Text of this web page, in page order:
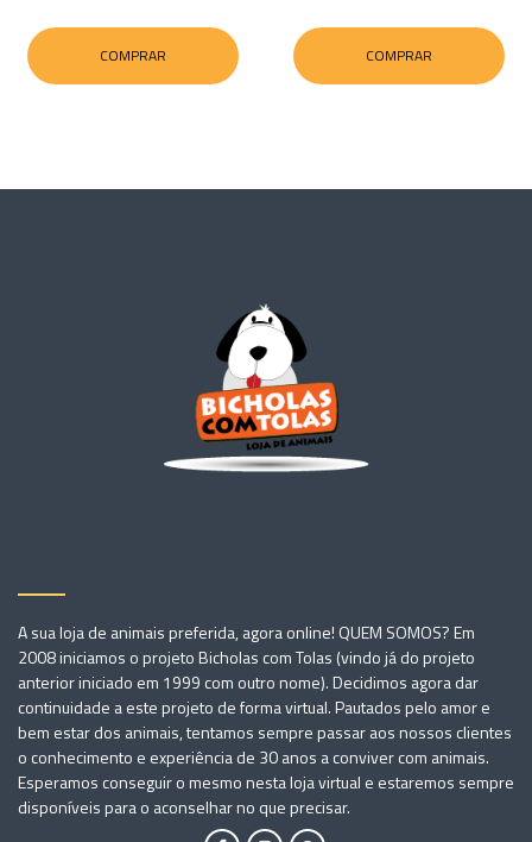
COMPRAR COMPRAR
A sua loja de animais preferida, agora online! QUEM SOMOS? Em
2008 iniciamos o projeto Bicholas com Tolas (vindo já do projeto
anterior iniciado em 1999 com outro nome). Decidimos agora dar
continuidade a este projeto de forma virtual. Pautados pelo amor e
bem estar dos animais, tentamos sempre passar aos nossos clientes
o conhecimento e experiência de 30 anos a conviver com animais.
Esperamos conseguir o mesmo nesta loja virtual e estaremos sempre
disponíveis para o aconselhar no que precisar.